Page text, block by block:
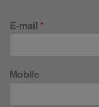
E-mail *
Mobile